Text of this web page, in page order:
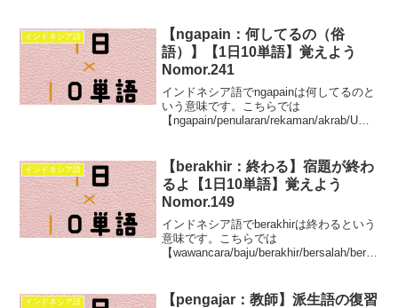
インドネシア語
【ngapain：何してるの（俗
語）】【1日10単語】覚えよう
Nomor.241
インドネシア語でngapainは何してるのと
いう意味です。こちらでは
【ngapain/penularan/rekaman/akrab/UGM
インドネシア語
【berakhir：終わる】宿題が終わ
るよ【1日10単語】覚えよう
Nomor.149
インドネシア語でberakhirは終わるという
意味です。こちらでは
【wawancara/baju/berakhir/bersalah/beru
インドネシア語
【pengajar：教師】派生語の復習